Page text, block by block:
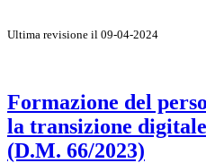
Ultima revisione il 09-04-2024
Formazione del
la transizione
(D.M. 66/2023)